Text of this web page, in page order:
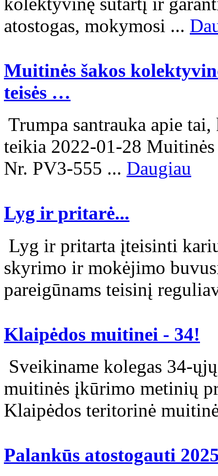
atostogas, mokymosi ...
Muitinės šakos
teisės …
Trumpa santrauka apie
teikia 2022-01-28
Nr. PV3-555 ... Daugiau
Lyg ir pritarė...
Lyg ir pritarta įteisinti
skyrimo ir mokėjimo
pareigūnams teisinį
Klaipėdos muitinei - 34!
Sveikiname kolegas 34-
muitinės įkūrimo metinių
Klaipėdos teritorinė
Palankūs atostogauti